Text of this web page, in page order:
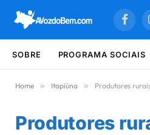
SOBRE PROGRAMA SOCIAIS
Home » Itapiúna » Produtores rurais de
Produtores